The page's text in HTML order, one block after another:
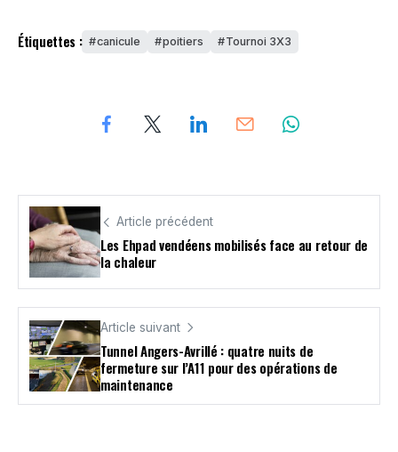
Étiquettes : canicule poitiers Tournoi 3X3
Article précédent
Les Ehpad vendéens mobilisés face au retour de
la chaleur
Article suivant
Tunnel Angers-Avrillé : quatre nuits de
fermeture sur l’A11 pour des opérations de
maintenance